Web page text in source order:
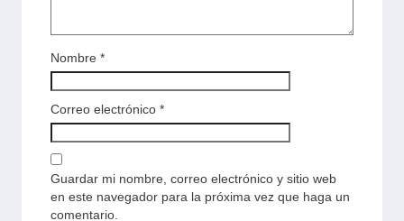
Nombre *
Correo electrónico *
Guardar mi nombre, correo electrónico y sitio web
en este navegador para la próxima vez que haga un
comentario.